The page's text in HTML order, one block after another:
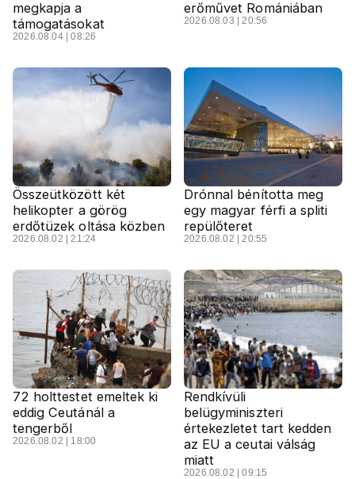
megkapja a
támogatásokat
2026.08.04 | 08:26
erőművet Romániában
2026.08.03 | 20:56
Összeütközött két
helikopter a görög
erdőtüzek oltása közben
2026.08.02 | 21:24
Drónnal bénította meg
egy magyar férfi a spliti
repülőteret
2026.08.02 | 20:55
72 holttestet emeltek ki
eddig Ceutánál a
tengerből
2026.08.02 | 18:00
Rendkívüli
belügyminiszteri
értekezletet tart kedden
az EU a ceutai válság
miatt
2026.08.02 | 09:15